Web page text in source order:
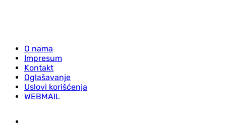
O nama
Impresum
Kontakt
Oglašavanje
Uslovi korišćenja
WEBMAIL